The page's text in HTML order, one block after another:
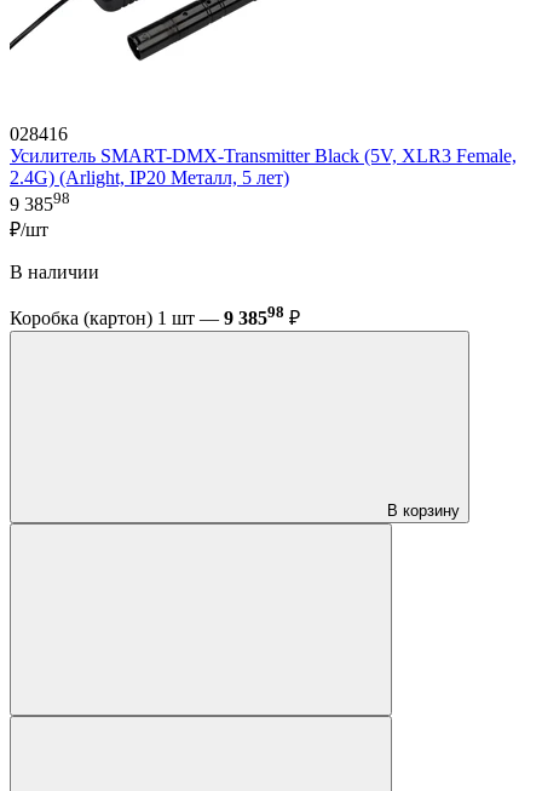
028416
Усилитель SMART-DMX-Transmitter Black (5V, XLR3 Female,
2.4G) (Arlight, IP20 Металл, 5 лет)
9 38598
₽/шт
В наличии
Коробка (картон) 1 шт — 9 38598 ₽
В корзину